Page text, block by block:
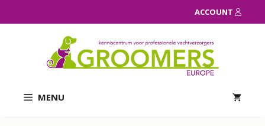
naar
ACCOUNT
MENU